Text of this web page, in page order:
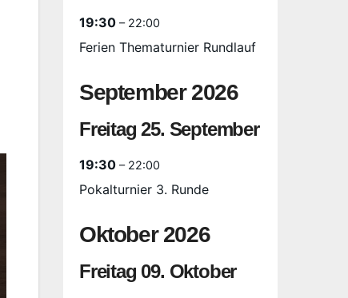
19:30 – 22:00
Ferien Thematurnier Rundlauf
September 2026
Freitag 25. September
19:30 – 22:00
Pokalturnier 3. Runde
Oktober 2026
Freitag 09. Oktober